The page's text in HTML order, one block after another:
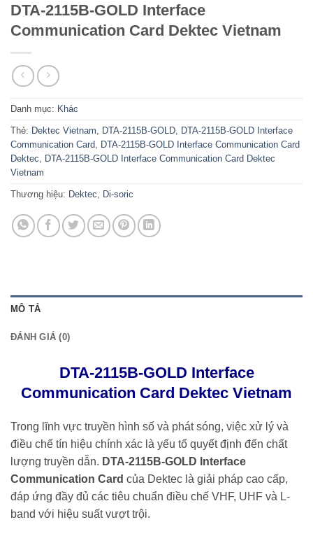
DTA-2115B-GOLD Interface
Communication Card Dektec Vietnam
Danh mục: Khác
Thẻ: Dektec Vietnam, DTA-2115B-GOLD, DTA-2115B-GOLD Interface
Communication Card, DTA-2115B-GOLD Interface Communication Card
Dektec, DTA-2115B-GOLD Interface Communication Card Dektec
Vietnam
Thương hiệu: Dektec, Di-soric
MÔ TẢ
ĐÁNH GIÁ (0)
DTA-2115B-GOLD Interface
Communication Card Dektec Vietnam
Trong lĩnh vực truyền hình số và phát sóng, việc xử lý và
điều chế tín hiệu chính xác là yếu tố quyết định đến chất
lượng truyền dẫn. DTA-2115B-GOLD Interface
Communication Card của Dektec là giải pháp cao cấp,
đáp ứng đầy đủ các tiêu chuẩn điều chế VHF, UHF và L-
band với hiệu suất vượt trội.